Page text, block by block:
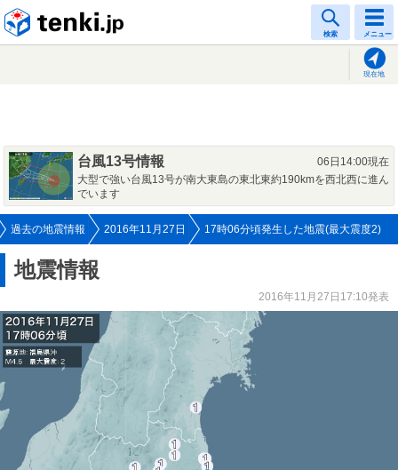
検索 メニュー
現在地
台風13号情報
06日14:00現在
大型で強い台風13号が南大東島の東北東約190kmを西北西に進ん
でいます
過去の地震情報 2016年11月27日 17時06分頃発生した地震(最大震度2)
地震情報
2016年11月27日17:10発表